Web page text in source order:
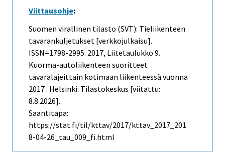
Viittausohje:
Suomen virallinen tilasto (SVT): Tieliikenteen
tavarankuljetukset [verkkojulkaisu].
ISSN=1798-2995. 2017, Liitetaulukko 9.
Kuorma-autoliikenteen suoritteet
tavaralajeittain kotimaan liikenteessä vuonna
2017 . Helsinki: Tilastokeskus [viitattu:
8.8.2026].
Saantitapa:
https://stat.fi/til/kttav/2017/kttav_2017_201
8-04-26_tau_009_fi.html